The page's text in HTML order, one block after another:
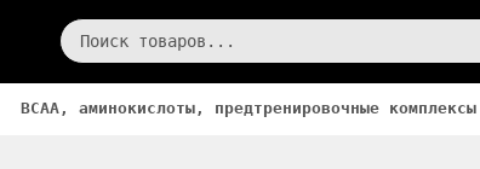
BCAA, аминокислоты, предтренировочные